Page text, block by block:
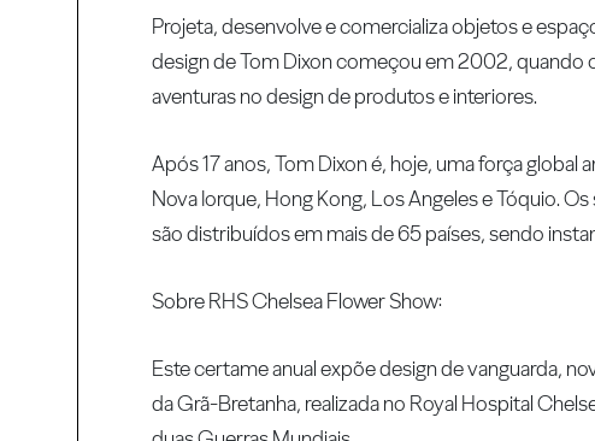
Projeta, desenvolve e comercializa objetos e
design de Tom Dixon começou em 2002, quando
aventuras no design de produtos e interiores.
Após 17 anos, Tom Dixon é, hoje, uma força
Nova Iorque, Hong Kong, Los Angeles e Tóquio.
são distribuídos em mais de 65 países, sendo
Sobre RHS Chelsea Flower Show:
Este certame anual expõe design de vanguarda,
da Grã-Bretanha, realizada no Royal Hospital